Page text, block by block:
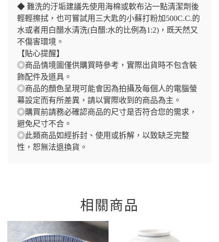
◆ 難洗的汙垢建議先使用海棉或軟布沾一點清潔劑後
輕輕擦拭，也可嘗試用三大匙的小蘇打粉加500C.C.的
水或者用白醋水清洗(白醋:水的比例為1:2)，既天然又
不傷害環境。
【貼心提醒】
◎商品情境圖僅供購買時參考，實際出貨時不包含裝
飾配件及道具。
◎商品的顏色呈現可能會因為拍攝及每個人的電腦螢
幕設定而有所差異，請以實際收到的商品為主。
◎購買前請務必確認商品的尺寸是否符合您的需求，
避免尺寸不合。
◎此類商品如經拆封、使用或拆解，以致缺乏完整
性，恕無法退換貨。
相關商品